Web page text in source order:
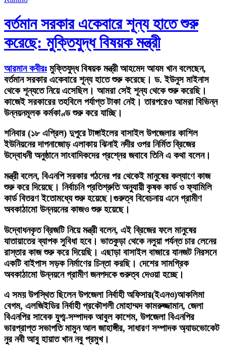
বর্তমান সরকার একেবারে শূন্য হাতে শুরু
করেছে: মুক্তিযুদ্ধ বিষয়ক মন্ত্রী
আরমান কবীরঃ মুক্তিযুদ্ধ বিষয়ক মন্ত্রী আহমেদ আযম খান বলেছেন,
বর্তমান সরকার একেবারে শূন্য হাতে শুরু করেছে। ড. ইউনুস মাইনাস
থেকে শূন্যতে নিয়ে এসেছিল। আমরা সেই শূন্য থেকে শুরু করেছি।
কাজেই সরকারের তহবিলে পর্যাপ্ত টাকা নেই। তারপরেও আমরা বিভিন্ন
উন্নয়নমূলক কর্মকাণ্ড শুরু করে যাচ্ছি।
শনিবার (১৮ এপ্রিল) দুপুরে টাঙ্গাইলের বাসাইল উপজেলার কাশিল
ইউনিয়নের দাপনাজোড় এলাকায় ঝিনাই নদীর ওপর নির্মিত ব্রিজের
উদ্বোধনী অনুষ্ঠানে সাংবাদিকদের প্রশ্নের জবাবে তিনি এ কথা বলেন।
মন্ত্রী বলেন, বিএনপি সরকার গঠনের পর থেকেই মানুষের কল্যাণে কাজ
শুরু করে দিয়েছে। নির্বাচনি প্রতিশ্রুতি অনুযায়ী কৃষক কার্ড ও ফ্যামিলি
কার্ড বিতরণ ইতোমধ্যে শুরু হয়েছে।গুরুত্ব বিবেচনায় এনে গ্রামীণ
অবকাঠামো উন্নয়নের কাজও শুরু হয়েছে।
উদ্বোধনকৃত ব্রিজটি নিয়ে মন্ত্রী বলেন, এই ব্রিজের ফলে মানুষের
যাতায়াতের ব্যাপক সুবিধা হবে। ভাতকুড়া থেকে নলুয়া পর্যন্ত চার লেনের
রাস্তার কাজ শুরু করে দিয়েছি। এছাড়া বাসাইল বাজারে যানজট নিরসনে
একটি বাইপাস সড়ক নির্মাণের চিন্তা করছি। দেশের সামগ্রিক
অবকাঠামো উন্নয়নে গ্রামীণ জনপদকে গুরুত্ব দেওয়া হচ্ছে।
এ সময় উপস্থিত ছিলেন উপজেলা নির্বাহী অফিসার(ইএনও)আকলিমা
বেগম, এলজিইডির নির্বাহী প্রকৌশলী মোহাম্মদ কামরুজ্জামান, জেলা
বিএনপির সাবেক যুগ্ম-সম্পাদক আবুল কাশেম, উপজেলা বিএনপির
ভারপ্রাপ্ত সভাপতি মামুন আল জাহাঙ্গীর, সাধারণ সম্পাদক অ্যাডভোকেট
নুর নবী আবু হায়াত খান নবু প্রমুখ।